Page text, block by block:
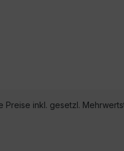
Preise inkl. gesetzl.